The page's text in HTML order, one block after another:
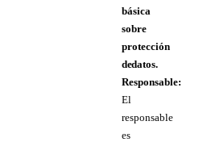
básica
sobre
protección
de datos.
Responsable:
El
responsable
es